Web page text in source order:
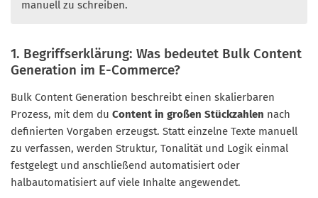
manuell zu schreiben.
1. Begriffserklärung: Was bedeutet Bulk Content
Generation im E-Commerce?
Bulk Content Generation beschreibt einen skalierbaren
Prozess, mit dem du Content in großen Stückzahlen nach
definierten Vorgaben erzeugst. Statt einzelne Texte manuell
zu verfassen, werden Struktur, Tonalität und Logik einmal
festgelegt und anschließend automatisiert oder
halbautomatisiert auf viele Inhalte angewendet.